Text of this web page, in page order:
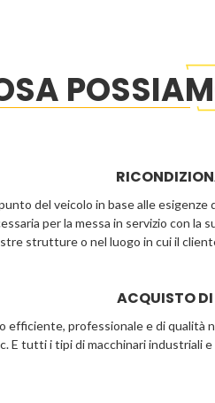
del veicolo in base alle esigenze
per la messa in servizio con la
strutture o nel luogo in cui il
ACQUISTO
efficiente, professionale e di qualità
E tutti i tipi di macchinari industriali e